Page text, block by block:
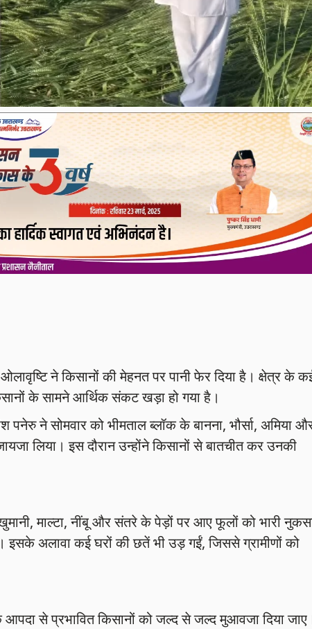
ने किसानों की मेहनत पर पानी फेर दिया है। क्षेत्र के
के सामने आर्थिक संकट खड़ा हो गया है।
पनेरु ने सोमवार को भीमताल ब्लॉक के बानना, भौर्सा, अमिया
लिया। इस दौरान उन्होंने किसानों से बातचीत कर उनकी
माल्टा, नींबू और संतरे के पेड़ों पर आए फूलों को भारी
अलावा कई घरों की छतें भी उड़ गईं, जिससे ग्रामीणों को
से प्रभावित किसानों को जल्द से जल्द मुआवजा दिया